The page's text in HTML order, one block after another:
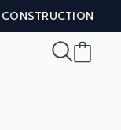
CONSTRUCTION